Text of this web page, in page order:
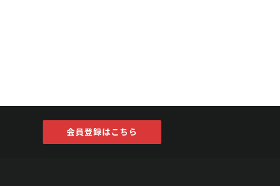
会員登録はこちら